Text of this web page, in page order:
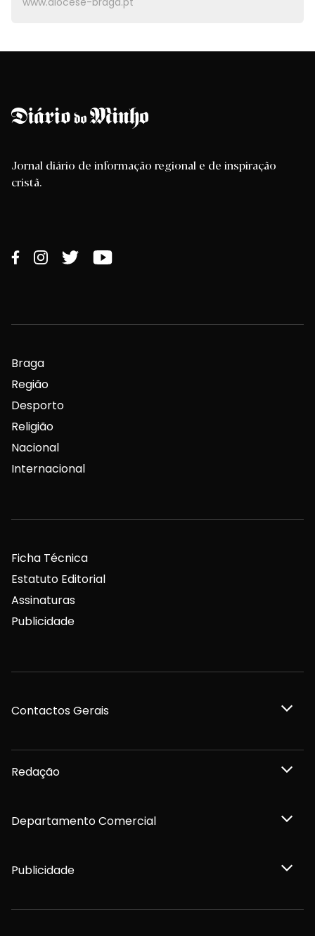
Jornal diário de informação regional e de inspiração
cristã.
Braga
Região
Desporto
Religião
Nacional
Internacional
Ficha Técnica
Estatuto Editorial
Assinaturas
Publicidade
Contactos Gerais
Redação
Departamento Comercial
Publicidade